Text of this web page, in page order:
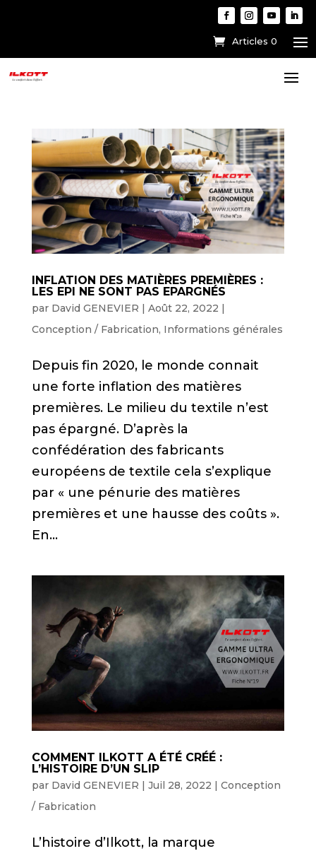
Articles 0
INFLATION DES MATIÈRES PREMIÈRES :
LES EPI NE SONT PAS EPARGNÉS
par David GENEVIER | Août 22, 2022 |
Conception / Fabrication, Informations générales
Depuis fin 2020, le monde connait
une forte inflation des matières
premières. Le milieu du textile n’est
pas épargné. D’après la
confédération des fabricants
européens de textile cela s’explique
par « une pénurie des matières
premières et une hausse des coûts ».
En...
COMMENT ILKOTT A ÉTÉ CRÉÉ :
L’HISTOIRE D’UN SLIP
par David GENEVIER | Juil 28, 2022 | Conception
/ Fabrication
L’histoire d’Ilkott, la marque